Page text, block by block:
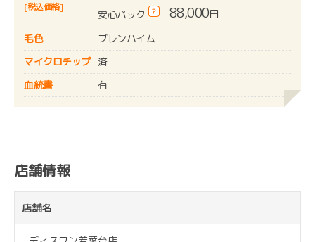
[税込価格]
安心パック ? 88,000円
毛色
ブレンハイム
マイクロチップ 済
血統書
有
店舗情報
店舗名